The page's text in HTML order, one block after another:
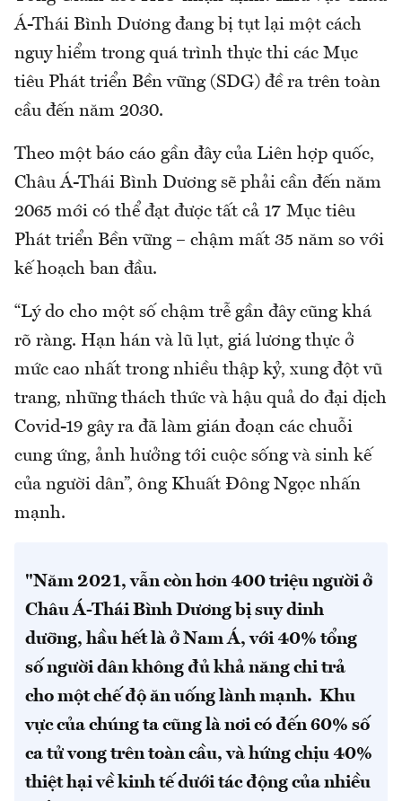
Á-Thái Bình Dương đang bị tụt lại một cách
nguy hiểm trong quá trình thực thi các Mục
tiêu Phát triển Bền vững (SDG) đề ra trên toàn
cầu đến năm 2030.
Theo một báo cáo gần đây của Liên hợp quốc,
Châu Á-Thái Bình Dương sẽ phải cần đến năm
2065 mới có thể đạt được tất cả 17 Mục tiêu
Phát triển Bền vững – chậm mất 35 năm so với
kế hoạch ban đầu.
“Lý do cho một số chậm trễ gần đây cũng khá
rõ ràng. Hạn hán và lũ lụt, giá lương thực ở
mức cao nhất trong nhiều thập kỷ, xung đột vũ
trang, những thách thức và hậu quả do đại dịch
Covid-19 gây ra đã làm gián đoạn các chuỗi
cung ứng, ảnh hưởng tới cuộc sống và sinh kế
của người dân”, ông Khuất Đông Ngọc nhấn
mạnh.
"Năm 2021, vẫn còn hơn 400 triệu người ở
Châu Á-Thái Bình Dương bị suy dinh
dưỡng, hầu hết là ở Nam Á, với 40% tổng
số người dân không đủ khả năng chi trả
cho một chế độ ăn uống lành mạnh. Khu
vực của chúng ta cũng là nơi có đến 60% số
ca tử vong trên toàn cầu, và hứng chịu 40%
thiệt hại về kinh tế dưới tác động của nhiều